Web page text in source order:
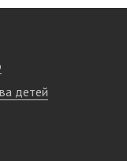
детей